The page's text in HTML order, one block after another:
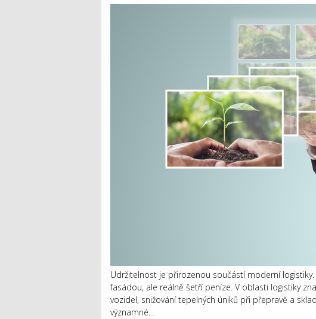
Udržitelnost je přirozenou součástí moderní
fasádou, ale reálně šetří peníze. V oblasti logistiky
vozidel, snižování tepelných úniků při přepravě a
významné...